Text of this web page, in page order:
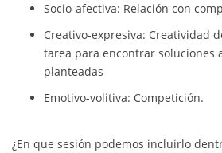
Socio-afectiva: Relación con
Creativo-expresiva: Creatividad
tarea para encontrar soluciones
planteadas
Emotivo-volitiva: Competición.
¿En que sesión podemos incluirlo